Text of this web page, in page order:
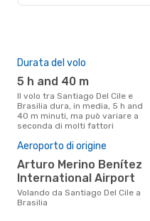
Durata del volo
5 h and 40 m
Il volo tra Santiago Del Cile e
Brasilia dura, in media, 5 h and
40 m minuti, ma può variare a
seconda di molti fattori
Aeroporto di origine
Arturo Merino Benítez
International Airport
Volando da Santiago Del Cile a
Brasilia